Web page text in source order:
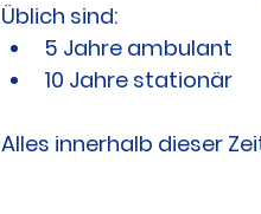
Üblich sind:
5 Jahre ambulant
10 Jahre stationär
Alles innerhalb dieser